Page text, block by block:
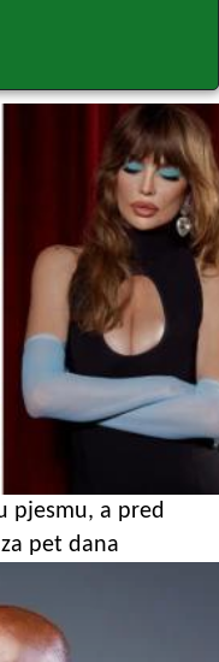
pjesmu, a pred
pet dana